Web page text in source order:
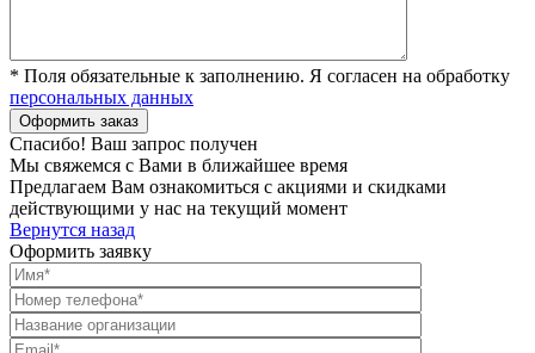
* Поля обязательные к заполнению. Я согласен на обработку
персональных данных
Спасибо! Ваш запрос получен
Мы свяжемся с Вами в ближайшее время
Предлагаем Вам ознакомиться с акциями и скидками
действующими у нас на текущий момент
Вернутся назад
Оформить заявку